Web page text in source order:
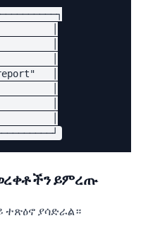
│
│
│
ወረቀቶችን ይምረጡ
ተጽዕኖ ያሳድራል።